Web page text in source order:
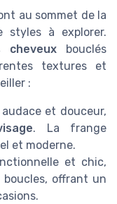
au sommet de la
styles à explorer.
cheveux bouclés
textures et
:
et douceur,
. La frange
et moderne.
et chic,
offrant un